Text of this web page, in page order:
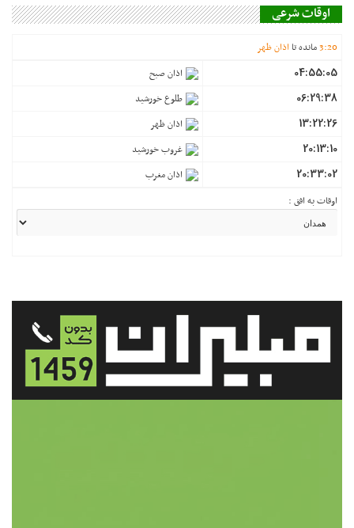
اوقات شرعی
3:20 مانده تا اذان ظهر
04:55:05 اذان صبح
06:29:38 طلوع خورشید
13:22:26 اذان ظهر
20:13:10 غروب خورشید
20:33:02
اذان مغرب
اوقات به افق :